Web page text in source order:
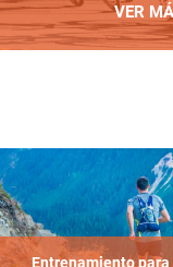
VER
Entrenamiento